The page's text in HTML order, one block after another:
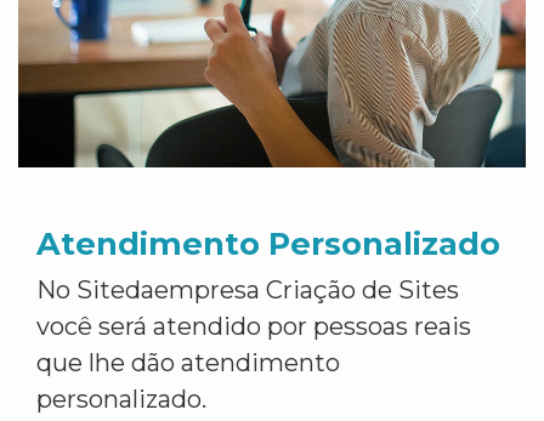
Atendimento Personalizado
No Sitedaempresa Criação de Sites
você será atendido por pessoas reais
que lhe dão atendimento
personalizado.